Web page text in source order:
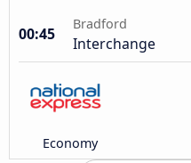
00:45
Bradford
Interchange
Economy